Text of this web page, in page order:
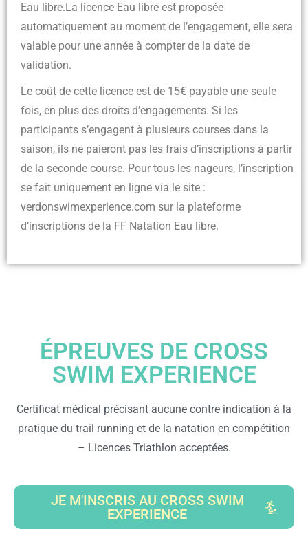
Eau libre.La licence Eau libre est proposée
automatiquement au moment de l’engagement, elle sera
valable pour une année à compter de la date de
validation.
Le coût de cette licence est de 15€ payable une seule
fois, en plus des droits d’engagements. Si les
participants s’engagent à plusieurs courses dans la
saison, ils ne paieront pas les frais d’inscriptions à partir
de la seconde course. Pour tous les nageurs, l’inscription
se fait uniquement en ligne via le site :
verdonswimexperience.com sur la plateforme
d’inscriptions de la FF Natation Eau libre.
ÉPREUVES DE CROSS
SWIM EXPERIENCE
Certificat médical précisant aucune contre indication à la
pratique du trail running et de la natation en compétition
– Licences Triathlon acceptées.
JE M'INSCRIS AU CROSS SWIM
EXPERIENCE